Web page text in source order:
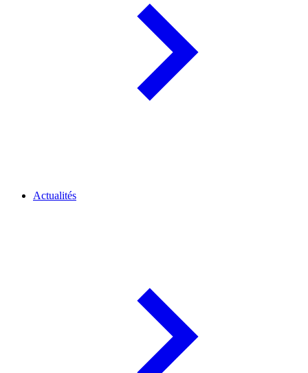
Actualités